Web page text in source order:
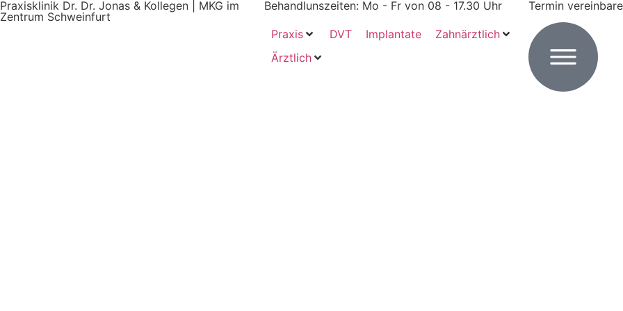
Praxisklinik Dr. Dr. Jonas & Kollegen | MKG im
Zentrum Schweinfurt
Behandlunszeiten: Mo - Fr von 08 - 17.30 Uhr Termin
Praxis DVT Implantate
Zahnärztlich
Ärztlich